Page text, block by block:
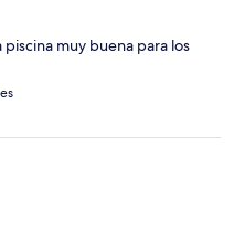
muy buena para los